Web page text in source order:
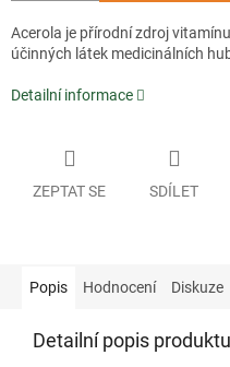
Acerola je přírodní zdroj
účinných látek medicinálních
Detailní informace
ZEPTAT SE SDÍLET
Popis Hodnocení Diskuze
Detailní popis produktu